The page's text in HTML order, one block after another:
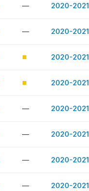
— 2020-2021
— 2020-2021
■ 2020-2021
■ 2020-2021
— 2020-2021
— 2020-2021
— 2020-2021
— 2020-2021